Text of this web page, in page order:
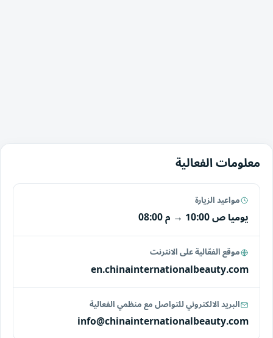
معلومات الفعالية
مواعيد الزيارة
يوميا10:00 ص → 08:00 م
موقع الفعّالية على الانترنت
en.chinainternationalbeauty.com
البريد الالكتروني للتواصل مع منظمي الفعالية
info@chinainternationalbeauty.com